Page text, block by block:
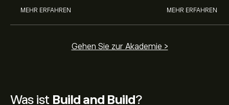
Was ist Build and Build?
MEHR ERFAHREN MEHR ERFAHREN
Gehen Sie zur Akademie >